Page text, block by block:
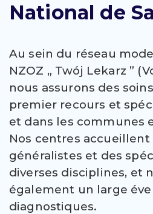
National de
Au sein du réseau
NZOZ „ Twój Lekarz ”
nous assurons des
premier recours et
et dans les communes
Nos centres
généralistes et des
diverses disciplines, et
également un large
diagnostiques.